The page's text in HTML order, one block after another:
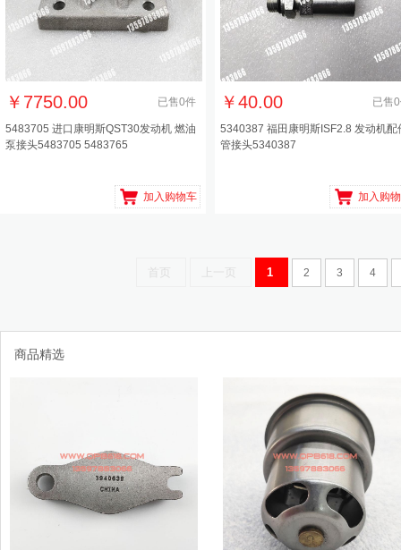
￥ 7750.00 已售0件
5483705 进口康明斯QST30发动机 燃油
泵接头5483705 5483765
加入购物车
￥40.00 已售0
5340387 福田康明斯ISF2.8 发动机配
管接头5340387
加入购
首页 上一页 1 2 3 4
商品精选